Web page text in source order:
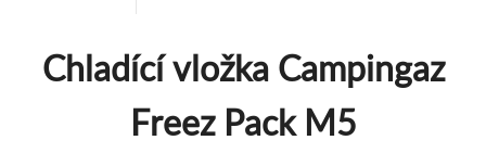
Chladící vložka Campingaz
Freez Pack M5